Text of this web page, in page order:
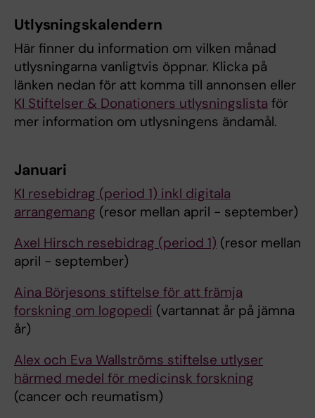
Utlysningskalendern
Här finner du information om vilken månad
utlysningarna vanligtvis öppnar. Klicka på
länken nedan för att komma till annonsen eller
KI Stiftelser & Donationers utlysningslista för
mer information om utlysningens ändamål.
Januari
KI resebidrag (period 1) inkl digitala
arrangemang (resor mellan april - september)
Axel Hirsch resebidrag (period 1) (resor mellan
april - september)
Aina Börjesons stiftelse för att främja
forskning om logopedi (vartannat år på jämna
år)
Alex och Eva Wallströms stiftelse utlyser
härmed medel för medicinsk forskning
(cancer och reumatism)